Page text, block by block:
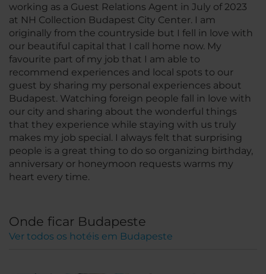
working as a Guest Relations Agent in July of 2023
at NH Collection Budapest City Center. I am
originally from the countryside but I fell in love with
our beautiful capital that I call home now. My
favourite part of my job that I am able to
recommend experiences and local spots to our
guest by sharing my personal experiences about
Budapest. Watching foreign people fall in love with
our city and sharing about the wonderful things
that they experience while staying with us truly
makes my job special. I always felt that surprising
people is a great thing to do so organizing birthday,
anniversary or honeymoon requests warms my
heart every time.
Onde ficar Budapeste
Ver todos os hotéis em Budapeste